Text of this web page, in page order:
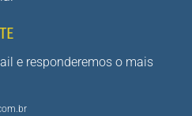
e responderemos o mais